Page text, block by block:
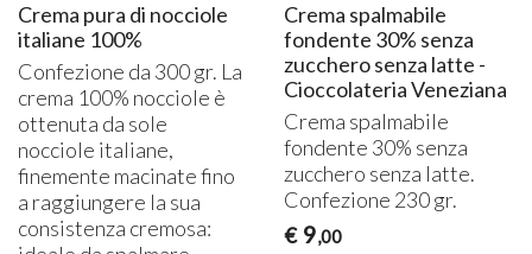
Crema pura di nocciole
italiane 100%
Confezione da 300 gr. La
crema 100% nocciole è
ottenuta da sole
nocciole italiane,
finemente macinate fino
a raggiungere la sua
consistenza cremosa:
Crema spalmabile
fondente 30% senza
zucchero senza latte -
Cioccolateria Veneziana
Crema spalmabile
fondente 30% senza
zucchero senza latte.
Confezione 230 gr.
€ 9,00